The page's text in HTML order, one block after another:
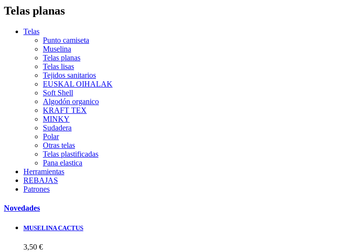
Telas planas
Telas
Punto camiseta
Muselina
Telas planas
Telas lisas
Tejidos sanitarios
EUSKAL OIHALAK
Soft Shell
Algodón organico
KRAFT TEX
MINKY
Sudadera
Polar
Otras telas
Telas plastificadas
Pana elastica
Herramientas
REBAJAS
Patrones
Novedades
MUSELINA CACTUS
3,50 €